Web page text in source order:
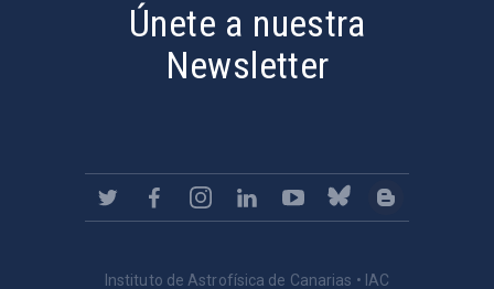
Únete a nuestra
Newsletter
Instituto de Astrofísica de Canarias • IAC